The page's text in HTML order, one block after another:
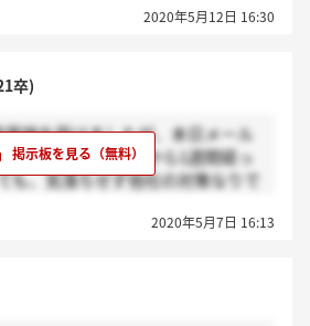
2020年5月12日 16:30
卒)
接を受けましたが、本日メール
ました。最終面接から1週間経っ
も、気落ちせず他社の対策なりで
2020年5月7日 16:13